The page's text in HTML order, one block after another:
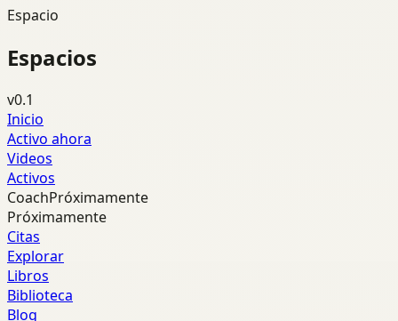
Espacio
Espacios
v0.1
Inicio
Activo ahora
Videos
Activos
CoachPróximamente
Próximamente
Citas
Explorar
Libros
Biblioteca
Blog